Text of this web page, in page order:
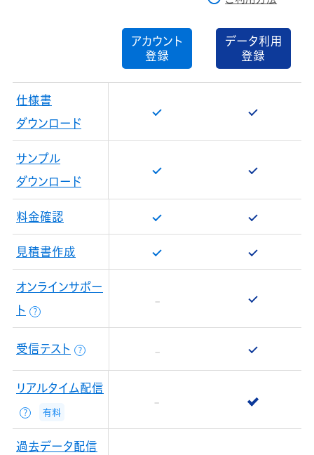
アカウント
登録
データ利用
登録
仕様書
ダウンロード
サンプル
ダウンロード
料金確認
見積書作成
オンラインサポー
ト
？
受信テスト ？
リアルタイム配信
？ 有料
過去データ配信